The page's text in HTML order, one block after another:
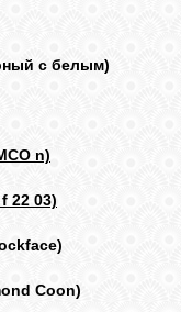
с белым)
n)
22 03)
Coon)